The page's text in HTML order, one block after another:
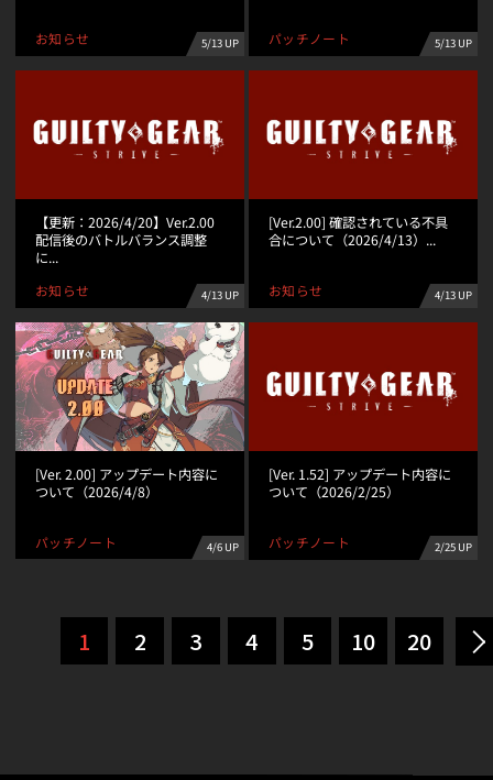
お知らせ 5/13 UP パッチノート 5/13 UP
【更新：2026/4/20】Ver.2.00
配信後のバトルバランス調整
に...
お知らせ 4/13 UP
[Ver.2.00] 確認されている不具
合について（2026/4/13）...
お知らせ 4/13 UP
[Ver. 2.00] アップデート内容に
ついて（2026/4/8）
パッチノート 4/6 UP
[Ver. 1.52] アップデート内容に
ついて（2026/2/25）
パッチノート 2/25 UP
1 2 3 4 5 10 20